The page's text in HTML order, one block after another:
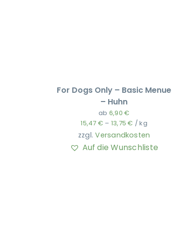
For Dogs Only – Basic Menue
– Huhn
ab 6,90 €
15,47 € – 13,75€ /kg
zzgl.Versandkosten
Auf die Wunschliste